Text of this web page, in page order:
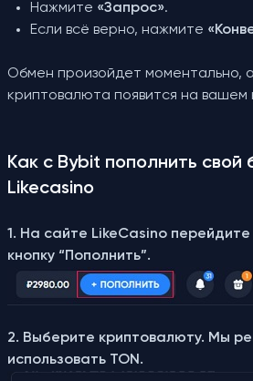
Нажмите «Запрос».
Если всё верно, нажмите
Обмен произойдет моментально,
криптовалюта появится на вашем
Как с Bybit пополнить свой
Likecasino
1. На сайте LikeCasino
кнопку “Пополнить”.
2. Выберите криптовалюту. Мы
использовать TON.